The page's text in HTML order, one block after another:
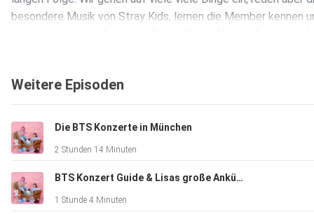
besondere Musik von Stray Kids, lernen die Member kennen
Weitere Episoden
Die BTS Konzerte in München
2 Stunden 14 Minuten
BTS Konzert Guide & Lisas große Ankündigung
1 Stunde 4 Minuten